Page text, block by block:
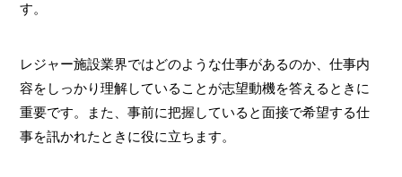
す。
レジャー施設業界ではどのような仕事があるのか、仕事内
容をしっかり理解していることが志望動機を答えるときに
重要です。また、事前に把握していると面接で希望する仕
事を訊かれたときに役に立ちます。